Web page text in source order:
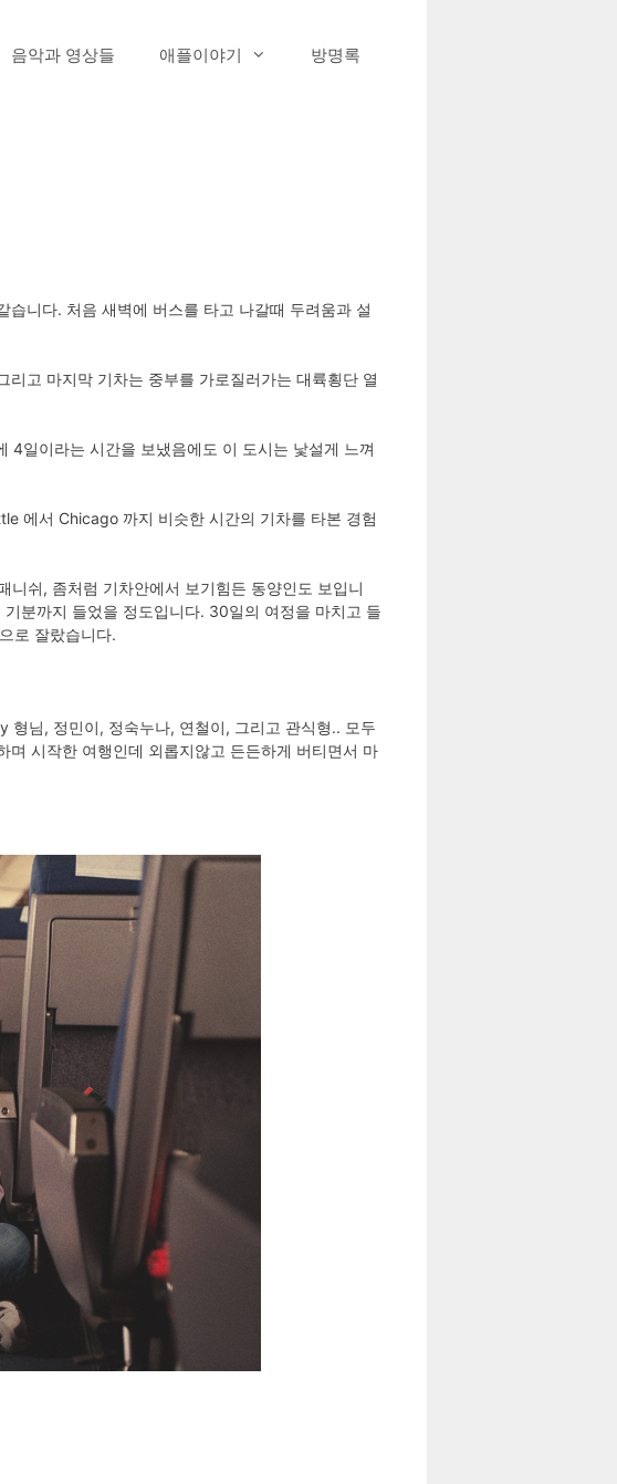
음악과 영상들 애플이야기 방명록
니다. 처음 새벽에 버스를 타고 나갈때 두려움과 설
고 마지막 기차는 중부를 가로질러가는 대륙횡단 열
4일이라는 시간을 보냈음에도 이 도시는 낯설게 느껴
에서 Chicago 까지 비슷한 시간의 기차를 타본 경험
쉬, 좀처럼 기차안에서 보기힘든 동양인도 보입니
분까지 들었을 정도입니다. 30일의 여정을 마치고 들
로 잘랐습니다.
님, 정민이, 정숙누나, 연철이, 그리고 관식형.. 모두
시작한 여행인데 외롭지않고 든든하게 버티면서 마